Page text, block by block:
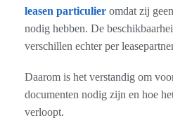
leasen particulier omdat zij
nodig hebben. De
verschillen echter per
Daarom is het verstandig om
documenten nodig zijn en hoe
verloopt.